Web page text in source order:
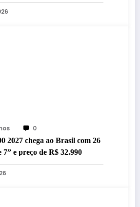
0
2027 chega ao Brasil com 26
e preço de R$ 32.990